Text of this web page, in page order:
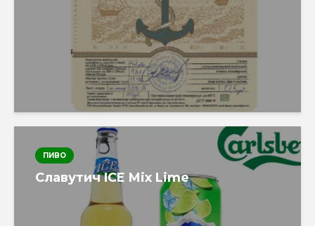
ПИВО
Славутич ICE Mix Lime